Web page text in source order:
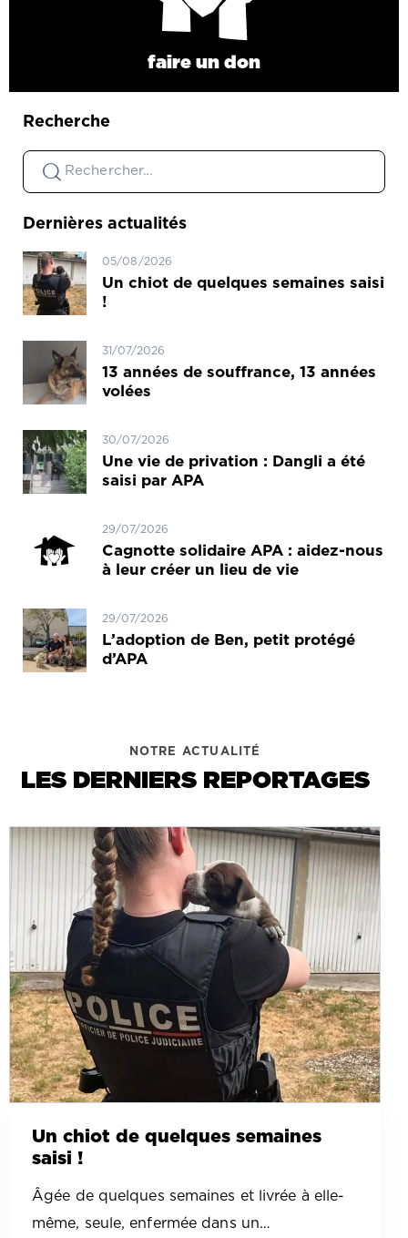
faire un don
Recherche
Dernières actualités
05/08/2026
Un chiot de quelques semaines saisi
!
31/07/2026
13 années de souffrance, 13 années
volées
30/07/2026
Une vie de privation : Dangli a été
saisi par APA
29/07/2026
Cagnotte solidaire APA : aidez-nous
à leur créer un lieu de vie
29/07/2026
L’adoption de Ben, petit protégé
d’APA
NOTRE ACTUALITÉ
LES DERNIERS REPORTAGES
Un chiot de quelques semaines
saisi !
Âgée de quelques semaines et livrée à elle-
même, seule, enfermée dans un…